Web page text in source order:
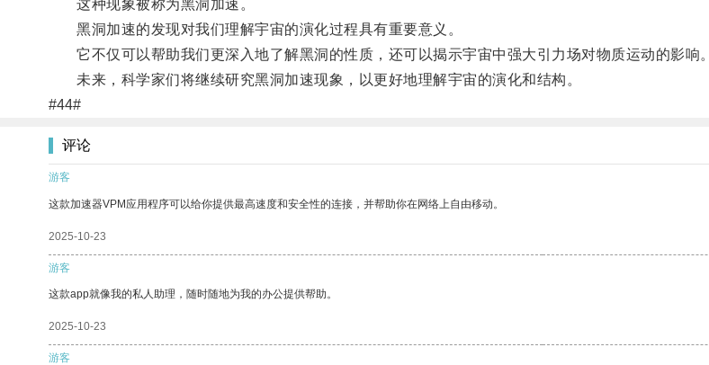
这种现象被称为黑洞加速。
黑洞加速的发现对我们理解宇宙的演化过程具有重要意义。
它不仅可以帮助我们更深入地了解黑洞的性质，还可以揭示宇宙中强大引力场对物质运动的影响。
未来，科学家们将继续研究黑洞加速现象，以更好地理解宇宙的演化和结构。
#44#
评论
游客
这款加速器VPM应用程序可以给你提供最高速度和安全性的连接，并帮助你在网络上自由移动。
2025-10-23
游客
这款app就像我的私人助理，随时随地为我的办公提供帮助。
2025-10-23
游客